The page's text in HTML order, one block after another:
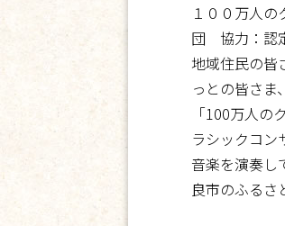
１００万人
団 協力：認
地域住民の皆
っとの皆さま
「100万人
ラシックコン
音楽を演奏し
良市のふるさ